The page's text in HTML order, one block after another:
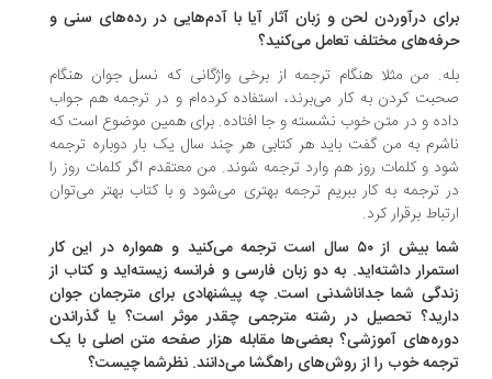
درآوردن لحن و زبان آثار آیا با آدم‌هایی در رده‌های سنی و
مختلف تعامل می‌کنید؟
من مثلا هنگام ترجمه از برخی واژگانی که نسل جوان هنگام
کردن به کار می‌برند، استفاده کرده‌ام و در ترجمه هم جواب
و در متن خوب نشسته و جا افتاده. برای همین موضوع است که
به من گفت باید هر کتابی هر چند سال یک بار دوباره ترجمه
و کلمات روز هم وارد ترجمه شوند. من معتقدم اگر کلمات روز را
ترجمه به کار ببریم ترجمه بهتری می‌شود و با کتاب بهتر می‌توان
برقرار کرد.
‌شما بیش از ۵۰ سال است ترجمه می‌کنید و همواره در این کار
داشته‌اید. به دو زبان فارسی و فرانسه زیسته‌اید و کتاب از
شما جداناشدنی است. چه پیشنهادی برای مترجمان جوان
تحصیل در رشته مترجمی چقدر موثر است؟ یا گذراندن
آموزشی؟ بعضی‌ها مقابله هزار صفحه متن اصلی با یک
خوب را از روش‌های راهگشا می‌دانند. نظرشما چیست؟